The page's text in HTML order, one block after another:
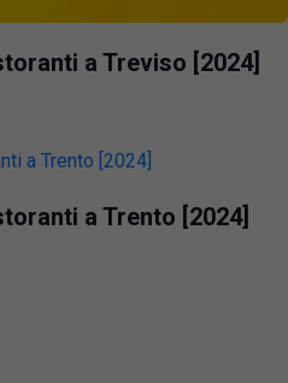
a Treviso [2024]
a Trento [2024]